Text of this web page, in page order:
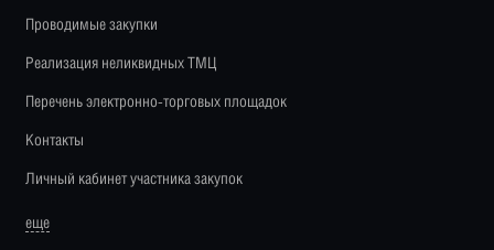
Проводимые закупки
Реализация неликвидных ТМЦ
Перечень электронно-торговых площадок
Контакты
Личный кабинет участника закупок
еще